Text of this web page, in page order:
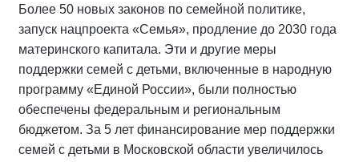
Более 50 новых законов по семейной политике,
запуск нацпроекта «Семья», продление до 2030 года
материнского капитала. Эти и другие меры
поддержки семей с детьми, включенные в народную
программу «Единой России», были полностью
обеспечены федеральным и региональным
бюджетом. За 5 лет финансирование мер поддержки
семей с детьми в Московской области увеличилось